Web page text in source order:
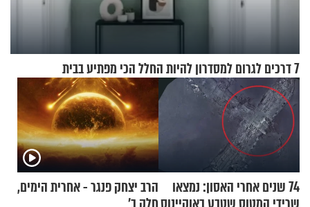
7 דרכים לגרום למסדרון להיות החלל הכי מפתיע בבית
74 שנים אחרי האסון: נמצאו
הרב יצחק פנגר - אחרית הימים,